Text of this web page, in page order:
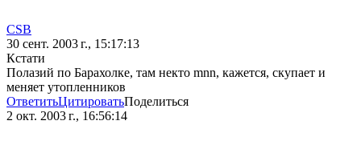
CSB
30 сент. 2003 г., 15:17:13
Кстати
Полазий по Барахолке, там некто mnn, кажется, скупает и
меняет утопленников
ОтветитьЦитироватьПоделиться
2 окт. 2003 г., 16:56:14